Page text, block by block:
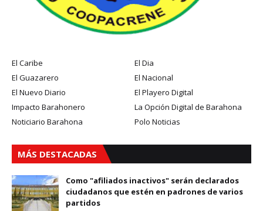
El Caribe
El Dia
El Guazarero
El Nacional
El Nuevo Diario
El Playero Digital
Impacto Barahonero
La Opción Digital de Barahona
Noticiario Barahona
Polo Noticias
MÁS DESTACADAS
Como "afiliados inactivos" serán declarados
ciudadanos que estén en padrones de varios
partidos